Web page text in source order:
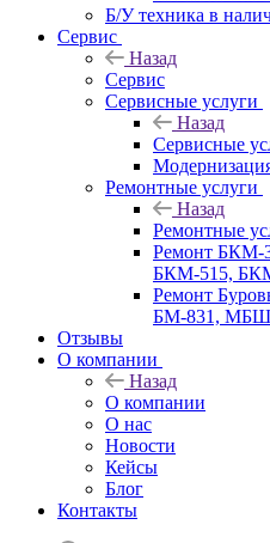
Б/У техника в
Сервис
Назад
Сервис
Сервисные услуги
Назад
Сервисные
Ремонтные услуги
Назад
Ремонтные
Ремонт БКМ-
БКМ-515,
Ремонт
БМ-831,
Отзывы
О компании
Назад
О компании
О нас
Новости
Кейсы
Блог
Контакты